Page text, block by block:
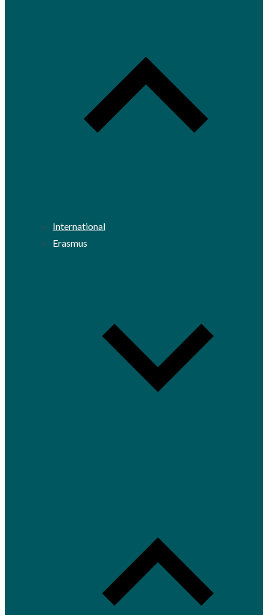
International
Erasmus